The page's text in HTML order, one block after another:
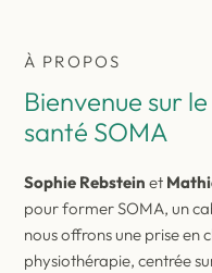
À PROPOS
Bienvenue sur
santé SOMA
Sophie Rebstein et
pour former SOMA, un
nous offrons une prise en
physiothérapie, centrée